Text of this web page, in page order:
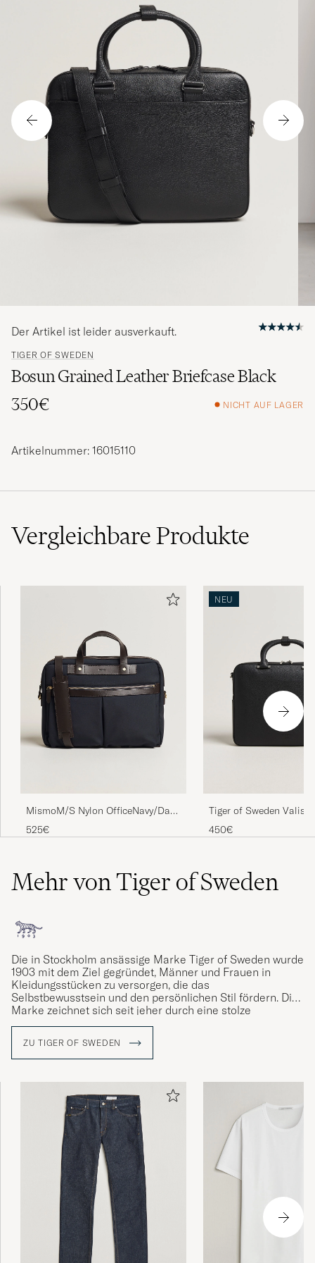
TIGER OF SWEDEN
Bosun Grained Leather Briefcase Black
350€
NICHT AUF LAGER
Der Artikel ist leider ausverkauft.
Artikelnummer: 16015110
VergleichbareProdukte
MismoM/S Nylon OfficeNavy/Dark
Brown
525€
NEU
Tiger of Sweden Valise
Leather Briefcase Black
450€
Mehr von Tiger of Sweden
Die in Stockholm ansässige Marke Tiger of Sweden wurde
1903 mit dem Ziel gegründet, Männer und Frauen in
Kleidungsstücken zu versorgen, die das
Selbstbewusstsein und den persönlichen Stil fördern. Die
Marke zeichnet sich seit jeher durch eine stolze
Schneidertradition und sorgfältige Verarbeitung mit Fokus
Marke sind Kultur, Kreativität und handwerkliches
Können sowiedas Streben nach
auch von intellektuellen Werten.
ZU TIGER OF SWEDEN